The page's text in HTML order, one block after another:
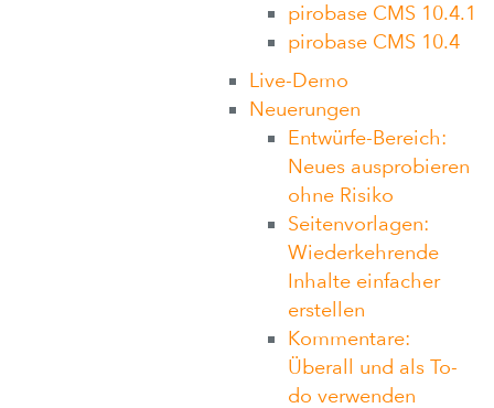
pirobase CMS 10.4.1
pirobase CMS 10.4
Live-Demo
Neuerungen
​Entwürfe-Bereich:
Neues ausprobieren
ohne Risiko
Seitenvorlagen:
Wiederkehrende
Inhalte einfacher
erstellen
Kommentare:
Überall und als To-
do verwenden